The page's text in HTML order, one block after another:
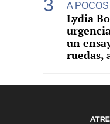
A
Lydia
un
ruedas,